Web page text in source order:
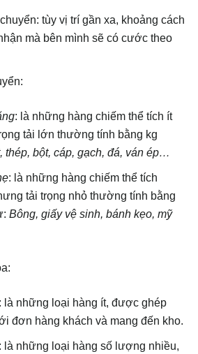
tùy vị trí gần xa, khoảng cách
mà bên mình sẽ có cước theo
: là những hàng chiếm thể tích ít
tải lớn thường tính bằng kg
thép, bột, cáp, gạch, đá, ván ép…
: là những hàng chiếm thể tích
tải trọng nhỏ thường tính bằng
Bông, giấy vệ sinh, bánh kẹo, mỹ
: là những loại hàng ít, được ghép
đơn hàng khách và mang đến kho.
là những loại hàng số lượng nhiều,